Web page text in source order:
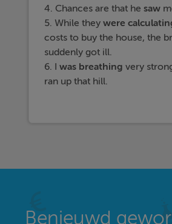
4. Chances are that hesaw
5. While theywere
costs to buy the house, the
suddenly got ill.
6. Iwas breathing very
ran up that hill.
Benieuwd